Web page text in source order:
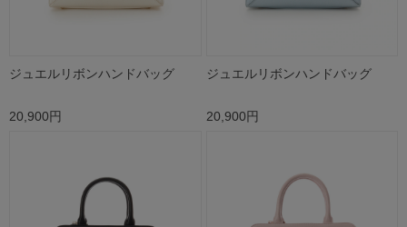
ジュエルリボンハンドバッグ
20,900円
ジュエルリボンハンドバッグ
20,900円